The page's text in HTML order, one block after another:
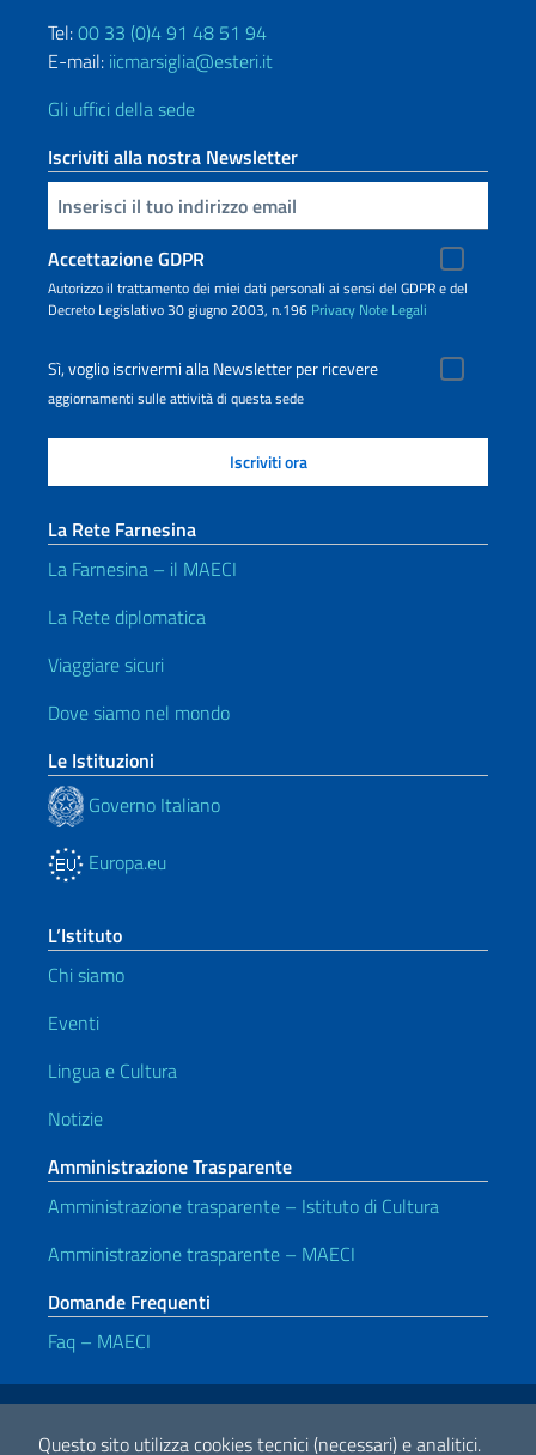
Questo sito utilizza cookies tecnici (necessari) e analitici.
Tel:00 33 (0)4 91 48 51 94
E-mail: iicmarsiglia@esteri.it
Gli uffici della sede
Iscriviti alla nostra Newsletter
Inserisci la tua email
Accettazione GDPR
Autorizzo il trattamento dei miei dati personali ai sensi del GDPR e del
Decreto Legislativo 30 giugno 2003, n.196 Privacy Note Legali
Sì, voglio iscrivermi alla Newsletter per ricevere
aggiornamenti sulle attività di questa sede
La Rete Farnesina
La Farnesina – il MAECI
La Rete diplomatica
Viaggiare sicuri
Dove siamo nel mondo
Le Istituzioni
Governo Italiano
Europa.eu
L’Istituto
Chi siamo
Eventi
Lingua e Cultura
Notizie
Amministrazione Trasparente
Amministrazione trasparente – Istituto di Cultura
Amministrazione trasparente – MAECI
Domande Frequenti
Faq – MAECI
Link Utili